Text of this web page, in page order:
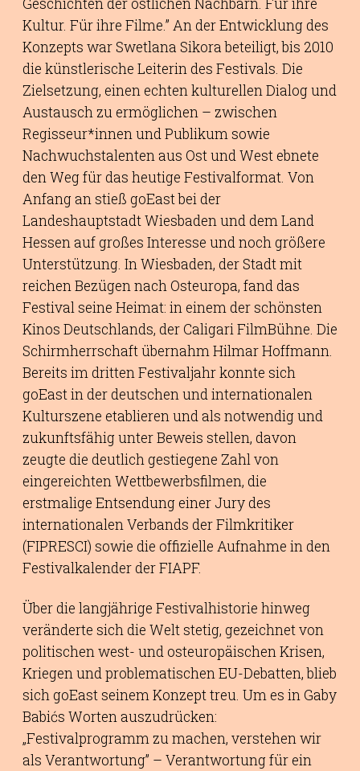
Geschichten der östlichen Nachbarn. Für ihre
Kultur. Für ihre Filme.” An der Entwicklung des
Konzepts war Swetlana Sikora beteiligt, bis 2010
die künstlerische Leiterin des Festivals. Die
Zielsetzung, einen echten kulturellen Dialog und
Austausch zu ermöglichen – zwischen
Regisseur*innen und Publikum sowie
Nachwuchstalenten aus Ost und West ebnete
den Weg für das heutige Festivalformat. Von
Anfang an stieß goEast bei der
Landeshauptstadt Wiesbaden und dem Land
Hessen auf großes Interesse und noch größere
Unterstützung. In Wiesbaden, der Stadt mit
reichen Bezügen nach Osteuropa, fand das
Festival seine Heimat: in einem der schönsten
Kinos Deutschlands, der Caligari FilmBühne. Die
Schirmherrschaft übernahm Hilmar Hoffmann.
Bereits im dritten Festivaljahr konnte sich
goEast in der deutschen und internationalen
Kulturszene etablieren und als notwendig und
zukunftsfähig unter Beweis stellen, davon
zeugte die deutlich gestiegene Zahl von
eingereichten Wettbewerbsfilmen, die
erstmalige Entsendung einer Jury des
internationalen Verbands der Filmkritiker
(FIPRESCI) sowie die offizielle Aufnahme in den
Festivalkalender der FIAPF.
Über die langjährige Festivalhistorie hinweg
veränderte sich die Welt stetig, gezeichnet von
politischen west- und osteuropäischen Krisen,
Kriegen und problematischen EU-Debatten, blieb
sich goEast seinem Konzept treu. Um es in Gaby
Babićs Worten auszudrücken:
„Festivalprogramm zu machen, verstehen wir
als Verantwortung” – Verantwortung für ein